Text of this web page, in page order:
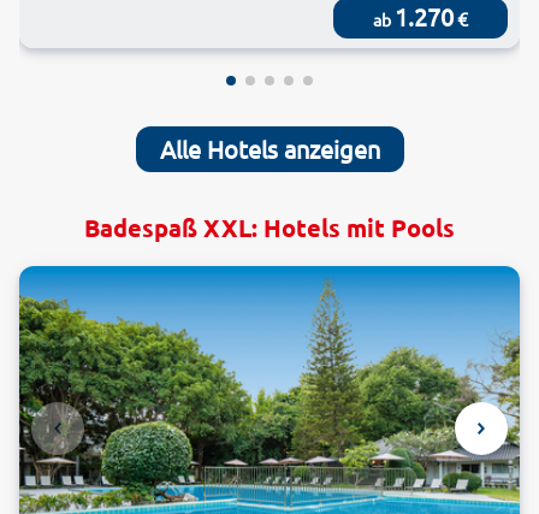
ab 1.270€
Alle Hotels anzeigen
Badespaß XXL: Hotels mit Pools